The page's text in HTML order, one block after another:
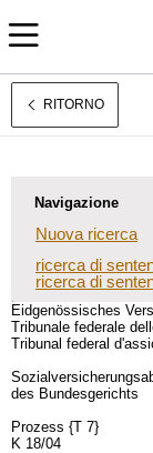
Deutsch Français
RITORNO
Navigazione
Nuova ricerca
ricerca di
ricerca di
Eidgenössisches
Tribunale federale
Tribunal federal
des Bundesgerichts
Prozess {T 7}
K 18/04